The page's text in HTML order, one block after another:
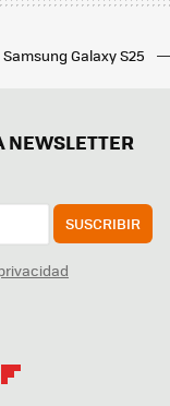
Samsung Galaxy S25
SUSCRIBIR